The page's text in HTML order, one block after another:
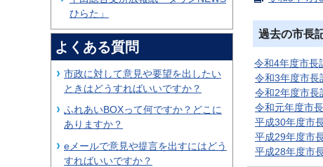
過去の市長
令和4年度市長
令和3年度市長
令和2年度市長
令和元年度市
平成30年度市
平成29年度市
平成28年度市
ひらた」
よくある質問
市政に対して意見や要望を出したい
ときはどうすればいいですか？
ふれあいBOXって何ですか？どこに
ありますか？
eメールで意見や提言を出すにはどう
すればいいですか？